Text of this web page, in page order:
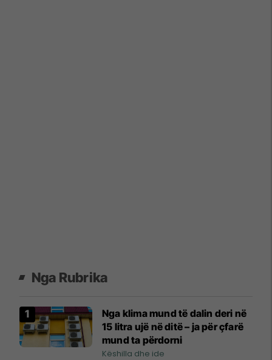
Nga Rubrika
Nga klima mund të dalin deri në
15 litra ujë në ditë – ja për çfarë
mund ta përdorni
Këshilla dhe ide